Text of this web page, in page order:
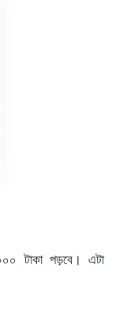
টাকা পড়বে। এটা